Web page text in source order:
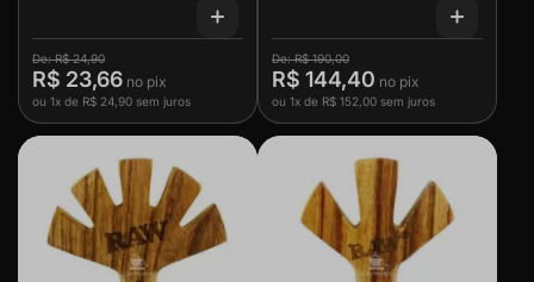
R$ 24,90
R$ 23,66
ou 1x de R$ 24,90 sem juros
R$ 190,00
R$ 144,40
ou 1x de R$ 152,00 sem juros